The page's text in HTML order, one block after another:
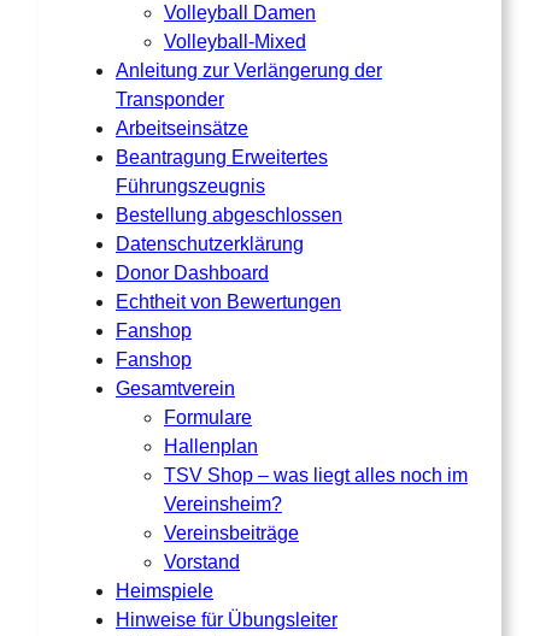
Volleyball Damen
Volleyball-Mixed
Anleitung zur Verlängerung der
Transponder
Arbeitseinsätze
Beantragung Erweitertes
Führungszeugnis
Bestellung abgeschlossen
Datenschutzerklärung
Donor Dashboard
Echtheit von Bewertungen
Fanshop
Fanshop
Gesamtverein
Formulare
Hallenplan
TSV Shop – was liegt alles noch im
Vereinsheim?
Vereinsbeiträge
Vorstand
Heimspiele
Hinweise für Übungsleiter